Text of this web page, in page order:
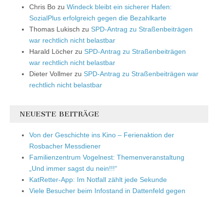
Chris Bo zu Windeck bleibt ein sicherer Hafen:
SozialPlus erfolgreich gegen die Bezahlkarte
Thomas Lukisch zu SPD-Antrag zu Straßenbeiträgen
war rechtlich nicht belastbar
Harald Löcher zu SPD-Antrag zu Straßenbeiträgen
war rechtlich nicht belastbar
Dieter Vollmer zu SPD-Antrag zu Straßenbeiträgen war
rechtlich nicht belastbar
NEUESTE BEITRÄGE
Von der Geschichte ins Kino – Ferienaktion der
Rosbacher Messdiener
Familienzentrum Vogelnest: Themenveranstaltung
„Und immer sagst du nein!!!“
KatRetter-App: Im Notfall zählt jede Sekunde
Viele Besucher beim Infostand in Dattenfeld gegen